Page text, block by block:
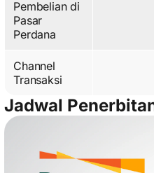
Pembelian di
Pasar
Perdana
Channel
Transaksi
Jadwal